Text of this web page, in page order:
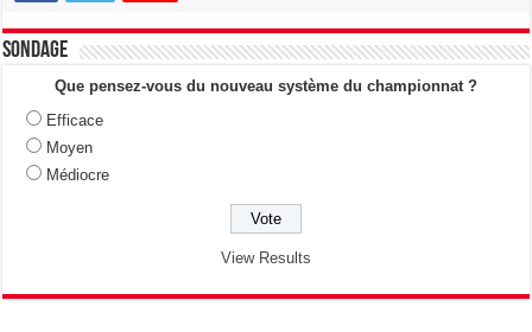
Sondage
Que pensez-vous du nouveau système du championnat ?
Efficace
Moyen
Médiocre
View Results